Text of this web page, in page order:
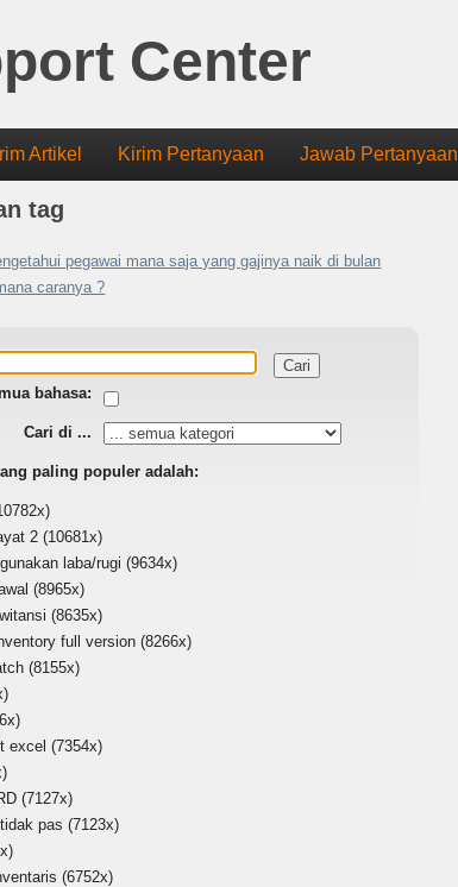
Center
Artikel Kirim Pertanyaan Jawab Pertanyaan
tag
pegawai mana saja yang gajinya naik di bulan
caranya ?
bahasa:
Cari di ...
paling populer adalah:
2 (10681x)
laba/rugi (9634x)
(8965x)
(8635x)
full version (8266x)
(8155x)
excel (7354x)
(7127x)
pas (7123x)
(6752x)